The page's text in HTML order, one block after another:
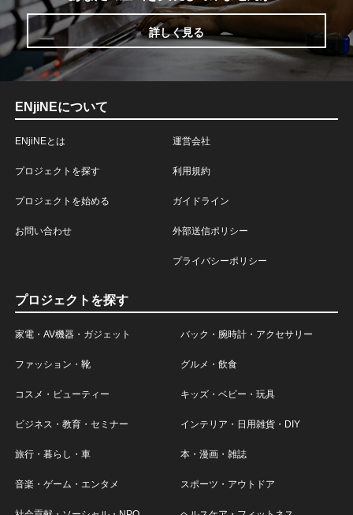
詳しく見る
ENjiNEについて
ENjiNEとは
プロジェクトを探す
プロジェクトを始める
お問い合わせ
運営会社
利用規約
ガイドライン
外部送信ポリシー
プライバシーポリシー
プロジェクトを探す
家電・AV機器・ガジェット バック・腕時計・アクセサリー
ファッション・靴 グルメ・飲食
コスメ・ビューティー キッズ・ベビー・玩具
ビジネス・教育・セミナー インテリア・日用雑貨・DIY
旅行・暮らし・車 本・漫画・雑誌
音楽・ゲーム・エンタメ スポーツ・アウトドア